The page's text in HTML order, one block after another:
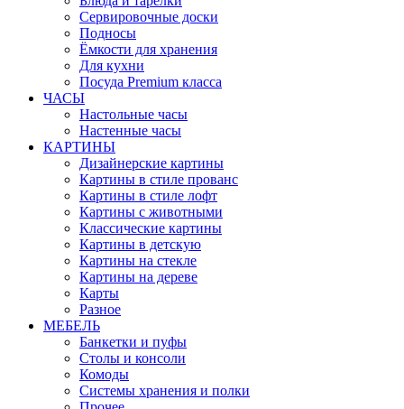
Сервировочные доски
Подносы
Ёмкости для хранения
Для кухни
Посуда Premium класса
ЧАСЫ
Настольные часы
Настенные часы
КАРТИНЫ
Дизайнерские картины
Картины в стиле прованс
Картины в стиле лофт
Картины с животными
Классические картины
Картины в детскую
Картины на стекле
Картины на дереве
Карты
Разное
МЕБЕЛЬ
Банкетки и пуфы
Столы и консоли
Комоды
Системы хранения и полки